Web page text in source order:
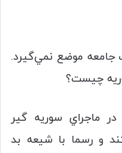
جامعه موضع نمي‌گيرد.
چيست؟
ماجراي سوريه گير
و رسما با شيعه بد